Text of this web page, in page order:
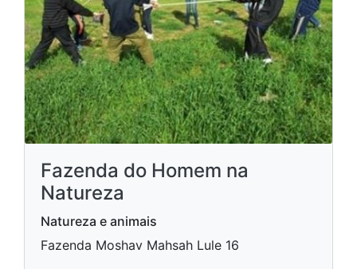
Fazenda do Homem na
Natureza
Natureza e animais
Fazenda Moshav Mahsah Lule 16